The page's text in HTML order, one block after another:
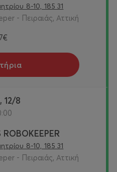
8-10, 185 31
- Πειραιάς, Αττική
7€
12/8
8-10, 185 31
- Πειραιάς, Αττική